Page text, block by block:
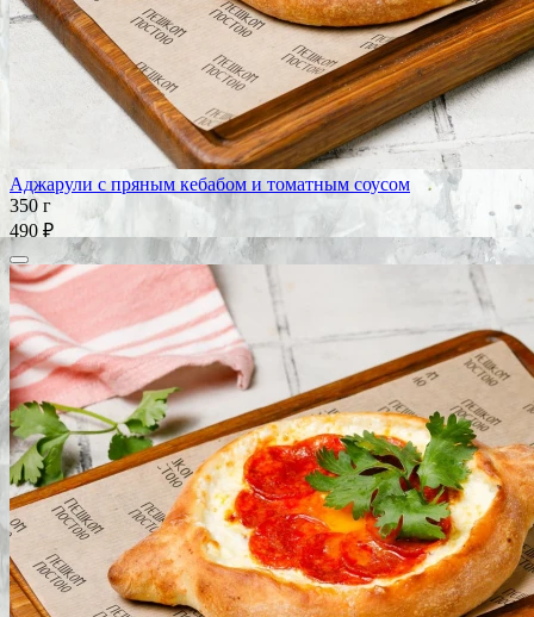
Аджарули с пряным кебабом и томатным соусом
350 г
490 ₽